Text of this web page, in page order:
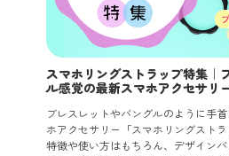
スマホリングストラップ特集｜
ル感覚の最新スマホアクセサリ
ブレスレットやバングルのように手
ホアクセサリー「スマホリングストラ
特徴や使い方はもちろん、デザイン